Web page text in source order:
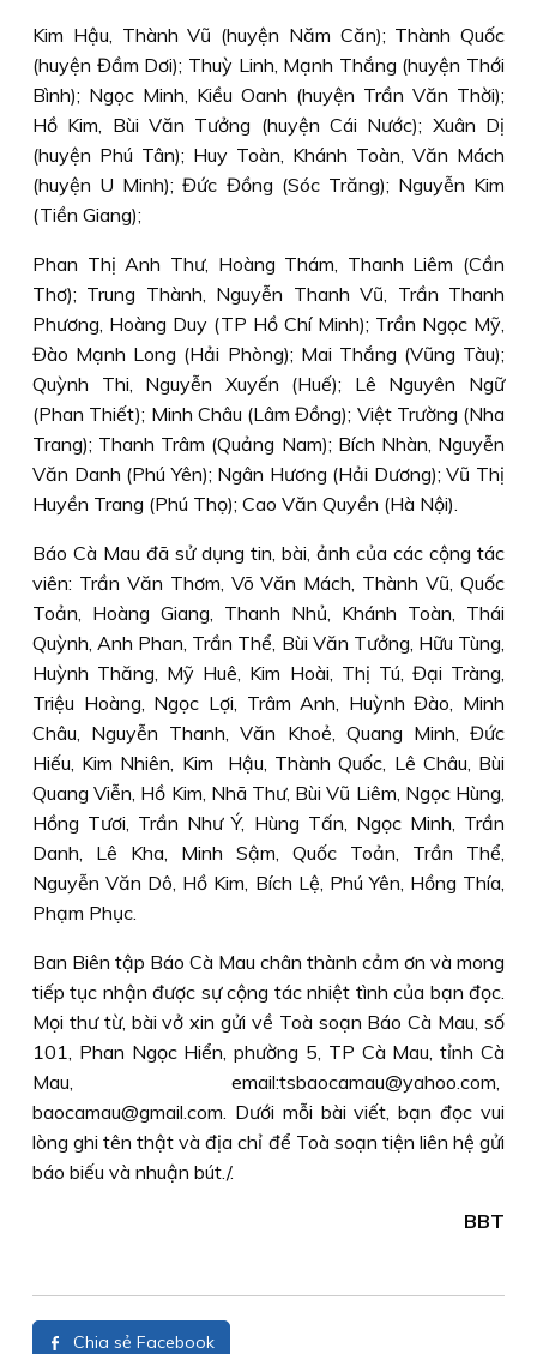
Kim Hậu, Thành Vũ (huyện Năm Căn); Thành Quốc
(huyện Đầm Dơi); Thuỳ Linh, Mạnh Thắng (huyện Thới
Bình); Ngọc Minh, Kiều Oanh (huyện Trần Văn Thời);
Hồ Kim, Bùi Văn Tưởng (huyện Cái Nước); Xuân Dị
(huyện Phú Tân); Huy Toàn, Khánh Toàn, Văn Mách
(huyện U Minh); Đức Đồng (Sóc Trăng); Nguyễn Kim
(Tiền Giang);
Phan Thị Anh Thư, Hoàng Thám, Thanh Liêm (Cần
Thơ); Trung Thành, Nguyễn Thanh Vũ, Trần Thanh
Phương, Hoàng Duy (TP Hồ Chí Minh); Trần Ngọc Mỹ,
Đào Mạnh Long (Hải Phòng); Mai Thắng (Vũng Tàu);
Quỳnh Thi, Nguyễn Xuyến (Huế); Lê Nguyên Ngữ
(Phan Thiết); Minh Châu (Lâm Đồng); Việt Trường (Nha
Trang); Thanh Trâm (Quảng Nam); Bích Nhàn, Nguyễn
Văn Danh (Phú Yên); Ngân Hương (Hải Dương); Vũ Thị
Huyền Trang (Phú Thọ); Cao Văn Quyền (Hà Nội).
Báo Cà Mau đã sử dụng tin, bài, ảnh của các cộng tác
viên: Trần Văn Thơm, Võ Văn Mách, Thành Vũ, Quốc
Toản, Hoàng Giang, Thanh Nhủ, Khánh Toàn, Thái
Quỳnh, Anh Phan, Trần Thể, Bùi Văn Tưởng, Hữu Tùng,
Huỳnh Thăng, Mỹ Huê, Kim Hoài, Thị Tú, Đại Tràng,
Triệu Hoàng, Ngọc Lợi, Trâm Anh, Huỳnh Đào, Minh
Châu, Nguyễn Thanh, Văn Khoẻ, Quang Minh, Đức
Hiếu, Kim Nhiên, Kim Hậu, Thành Quốc, Lê Châu, Bùi
Quang Viễn, Hồ Kim, Nhã Thư, Bùi Vũ Liêm, Ngọc Hùng,
Hồng Tươi, Trần Như Ý, Hùng Tấn, Ngọc Minh, Trần
Danh, Lê Kha, Minh Sậm, Quốc Toản, Trần Thể,
Nguyễn Văn Dô, Hồ Kim, Bích Lệ, Phú Yên, Hồng Thía,
Phạm Phục.
Ban Biên tập Báo Cà Mau chân thành cảm ơn và mong
tiếp tục nhận được sự cộng tác nhiệt tình của bạn đọc.
Mọi thư từ, bài vở xin gửi về Toà soạn Báo Cà Mau, số
101, Phan Ngọc Hiển, phường 5, TP Cà Mau, tỉnh Cà
Mau, email:tsbaocamau@yahoo.com,
baocamau@gmail.com. Dưới mỗi bài viết, bạn đọc vui
lòng ghi tên thật và địa chỉ để Toà soạn tiện liên hệ gửi
báo biếu và nhuận bút./.
BBT
Chia sẻ Facebook